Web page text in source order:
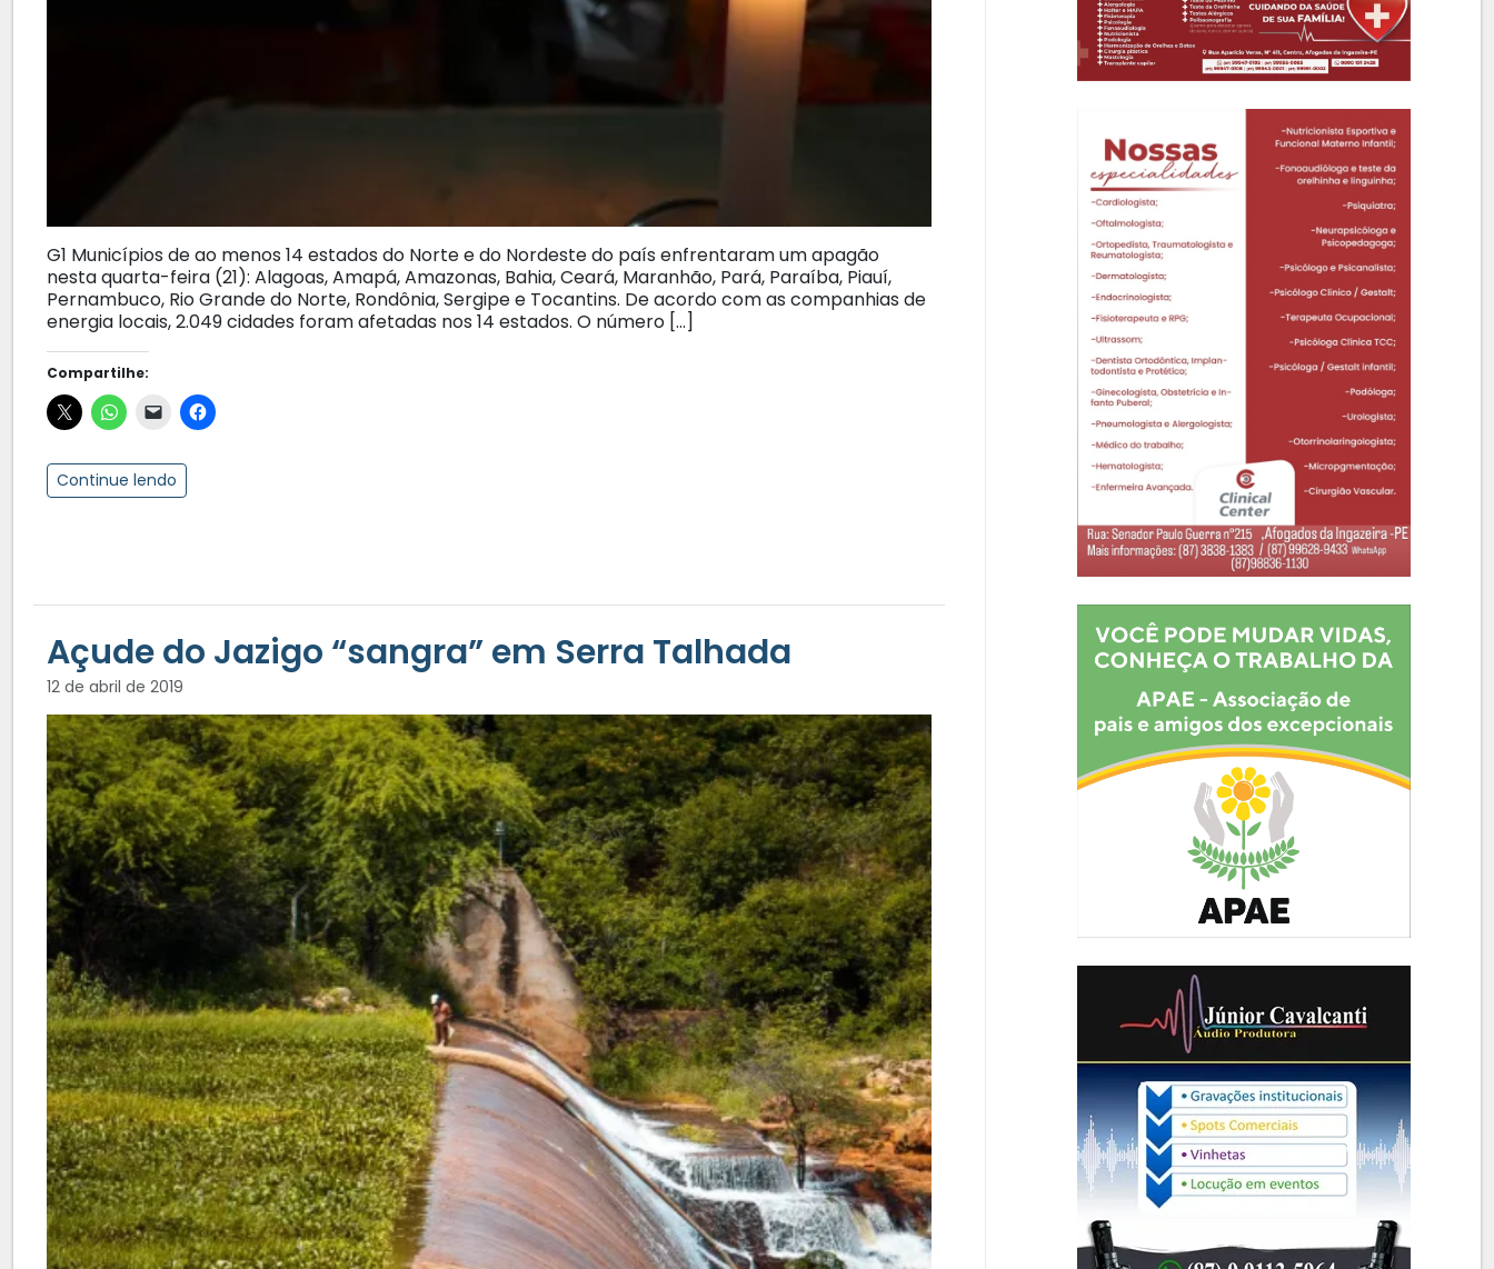
G1 Municípios de ao menos 14 estados do Norte e do Nordeste do país enfrentaram um apagão
nesta quarta-feira (21): Alagoas, Amapá, Amazonas, Bahia, Ceará, Maranhão, Pará, Paraíba, Piauí,
Pernambuco, Rio Grande do Norte, Rondônia, Sergipe e Tocantins. De acordo com as companhias de
energia locais, 2.049 cidades foram afetadas nos 14 estados. O número […]
Compartilhe:
Continue lendo
Açude do Jazigo “sangra” em Serra Talhada
12 de abril de 2019